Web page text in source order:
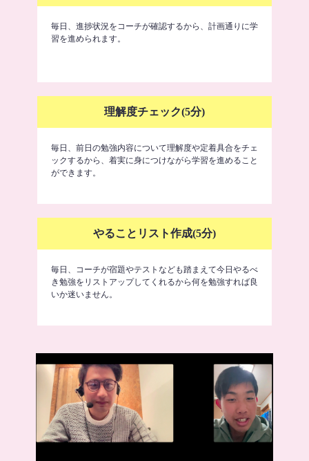
毎日、進捗状況をコーチが確認するから、計画通りに学
習を進められます。
理解度チェック(5分)
毎日、前日の勉強内容について理解度や定着具合をチェ
ックするから、着実に身につけながら学習を進めること
ができます。
やることリスト作成(5分)
毎日、コーチが宿題やテストなども踏まえて今日やるべ
き勉強をリストアップしてくれるから何を勉強すれば良
いか迷いません。